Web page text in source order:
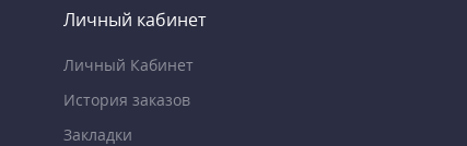
Личный кабинет
Личный Кабинет
История заказов
Закладки